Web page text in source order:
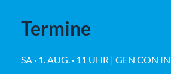
Termine
SA · 1. AUG. · 11 UHR | GEN CON